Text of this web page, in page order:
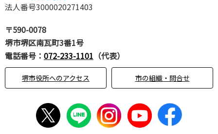
法人番号3000020271403
〒590-0078
堺市堺区南瓦町3番1号
電話番号： 072-233-1101 （代表）
堺市役所へのアクセス 市の組織・問合せ